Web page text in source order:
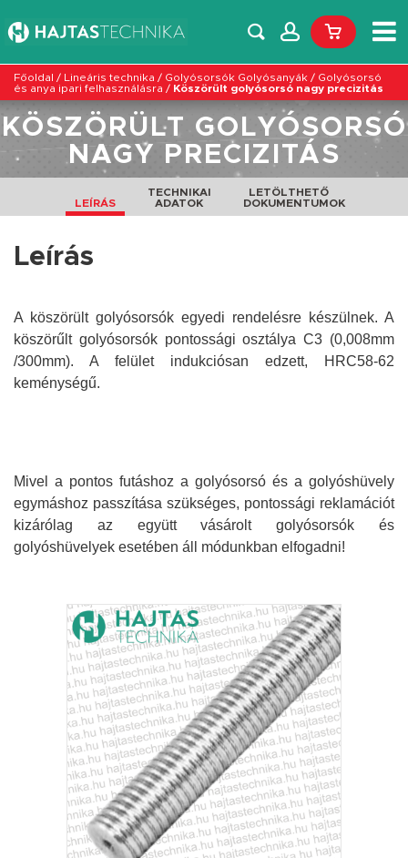
Főoldal / Lineáris technika / Golyósorsók Golyósanyák / Golyósorsó
és anya ipari felhasználásra / Köszörült golyósorsó nagy precizitás
KÖSZÖRÜLT GOLYÓSORSÓ
NAGY PRECIZITÁS
LEÍRÁS
TECHNIKAI
ADATOK
LETÖLTHETŐ
DOKUMENTUMOK
Leírás
A köszörült golyósorsók egyedi rendelésre készülnek. A
köszörűlt golyósorsók pontossági osztálya C3 (0,008mm
/300mm). A felület indukciósan edzett, HRC58-62
keménységű.
Mivel a pontos futáshoz a golyósorsó és a golyóshüvely
egymáshoz passzítása szükséges, pontossági reklamációt
kizárólag az együtt vásárolt golyósorsók és
golyóshüvelyek esetében áll módunkban elfogadni!